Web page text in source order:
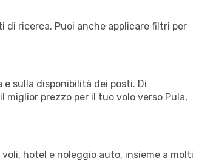
ricerca. Puoi anche applicare filtri per
sulla disponibilità dei posti. Di
prezzo per il tuo volo verso Pula,
hotel e noleggio auto, insieme a molti